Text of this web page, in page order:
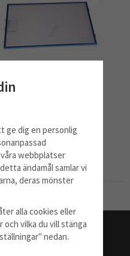
399 kr
Info Köp
ge dig en personlig
webbplatser
ändamål samlar vi
deras mönster
alla cookies eller
och vilka du vill stänga
nedan.